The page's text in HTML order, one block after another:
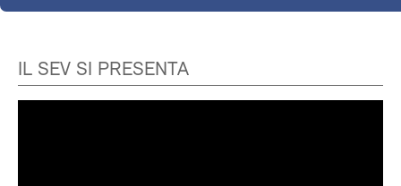
IL SEV SI PRESENTA